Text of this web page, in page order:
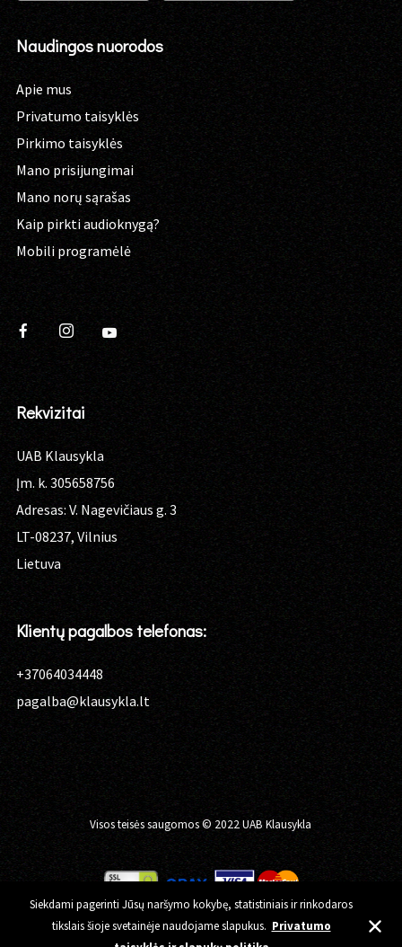
Siekdami pagerinti Jūsų naršymo kokybę, statistiniais ir rinkodaros
tikslais šioje svetainėje naudojame slapukus. Privatumo
Naudingos nuorodos
Apie mus
Privatumo taisyklės
Pirkimo taisyklės
Mano prisijungimai
Mano norų sąrašas
Kaip pirkti audioknygą?
Mobili programėlė
Rekvizitai
UAB Klausykla
Įm. k. 305658756
Adresas: V. Nagevičiaus g. 3
LT-08237, Vilnius
Lietuva
Klientų pagalbos telefonas:
+37064034448
pagalba@klausykla.lt
Visos teisės saugomos © 2022 UAB Klausykla